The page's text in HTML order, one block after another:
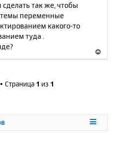
так же, чтобы
переменные
какого-то
туда .
е
с
Страница 1 из 1